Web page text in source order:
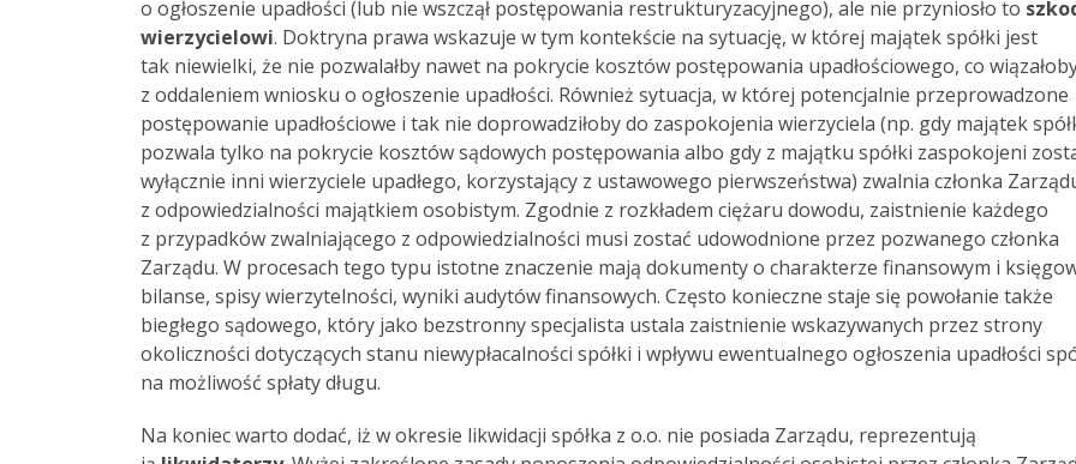
o ogłoszenie upadłości (lub nie wszczął postępowania restrukturyzacyjnego), ale nie przyniosło to
wierzycielowi. Doktryna prawa wskazuje w tym kontekście na sytuację, w której majątek spółki jest
tak niewielki, że nie pozwalałby nawet na pokrycie kosztów postępowania upadłościowego, co
z oddaleniem wniosku o ogłoszenie upadłości. Również sytuacja, w której potencjalnie przeprowadzone
postępowanie upadłościowe i tak nie doprowadziłoby do zaspokojenia wierzyciela (np. gdy majątek
pozwala tylko na pokrycie kosztów sądowych postępowania albo gdy z majątku spółki zaspokojeni
wyłącznie inni wierzyciele upadłego, korzystający z ustawowego pierwszeństwa) zwalnia członka
z odpowiedzialności majątkiem osobistym. Zgodnie z rozkładem ciężaru dowodu, zaistnienie każdego
z przypadków zwalniającego z odpowiedzialności musi zostać udowodnione przez pozwanego członka
Zarządu. W procesach tego typu istotne znaczenie mają dokumenty o charakterze finansowym i
bilanse, spisy wierzytelności, wyniki audytów finansowych. Często konieczne staje się powołanie także
biegłego sądowego, który jako bezstronny specjalista ustala zaistnienie wskazywanych przez strony
okoliczności dotyczących stanu niewypłacalności spółki i wpływu ewentualnego ogłoszenia upadłości
na możliwość spłaty długu.
Na koniec warto dodać, iż w okresie likwidacji spółka z o.o. nie posiada Zarządu, reprezentują